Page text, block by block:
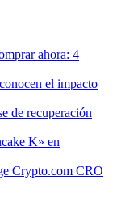
ahora: 4
el impacto
de recuperación
K» en
Crypto.com CRO